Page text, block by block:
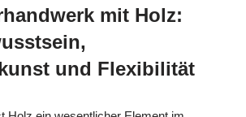
mit Holz:
und Flexibilität